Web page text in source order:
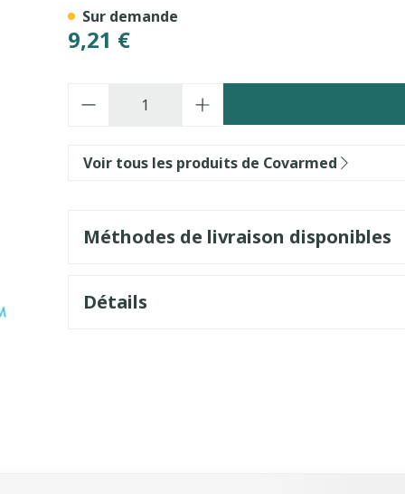
9,21 €
Sur demande
Voir tous les produits de Covarmed
Méthodes de livraison disponibles
Détails